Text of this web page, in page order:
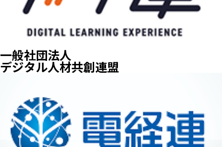
一般社団法人
デジタル人材共創連盟